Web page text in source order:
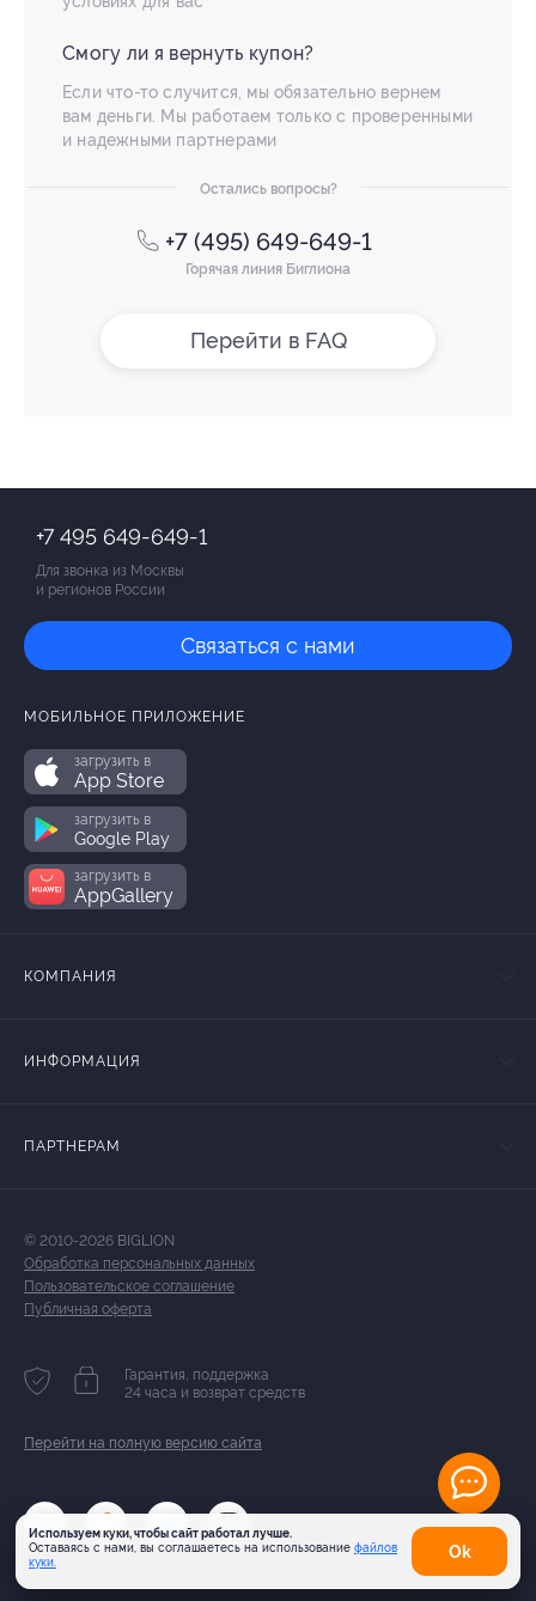
Смогу ли я вернуть купон?
Если что-то случится, мы обязательно вернем
вам деньги. Мы работаем только с проверенными
и надежными партнерами
Остались вопросы?
+7 (495) 649-649-1
Горячая линия Биглиона
Перейти в FAQ
Используем куки, чтобы сайт работал лучше.
Оставаясь с нами, вы соглашаетесь на использование файлов
куки.
Оk
+7 495 649-649-1
Для звонка из Москвы
и регионов России
Связаться с нами
МОБИЛЬНОЕ ПРИЛОЖЕНИЕ
загрузить в
App Store
загрузить в
Google Play
загрузить в
AppGallery
КОМПАНИЯ
ИНФОРМАЦИЯ
ПАРТНЕРАМ
© 2010-2026 BIGLION
Обработка персональных данных
Пользовательское соглашение
Публичная оферта
Гарантия, поддержка
24 часа и возврат средств
Перейти на полную версию сайта